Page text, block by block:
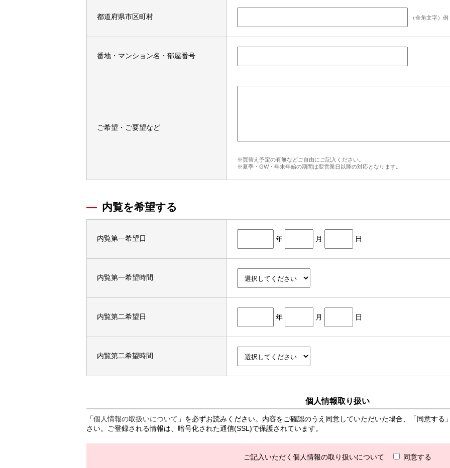
都道府県市区町村 （全角文字）
番地・マンション名・部屋番号
ご希望・ご要望など
※買替え予定の有無などご自由にご記入ください。
※夏季・GW・年末年始の期間は翌営業日以降の対応となります。
内覧を希望する
内覧第一希望日 年 月 日
内覧第一希望時間
内覧第二希望日 年 月 日
内覧第二希望時間
個人情報取り扱い
「個人情報の取扱いについて 」を必ずお読みください。内容をご確認のうえ同意していただいた場合、「同意す
さい。ご登録される情報は、暗号化された通信(SSL)で保護されています。
ご記入いただく個人情報の取り扱いについて 同意する